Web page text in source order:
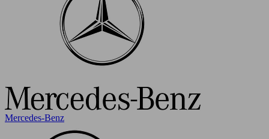
Mercedes-Benz